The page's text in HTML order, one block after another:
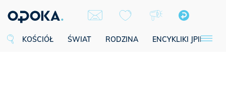
KOŚCIÓŁ ŚWIAT RODZINA ENCYKLIKI JPII